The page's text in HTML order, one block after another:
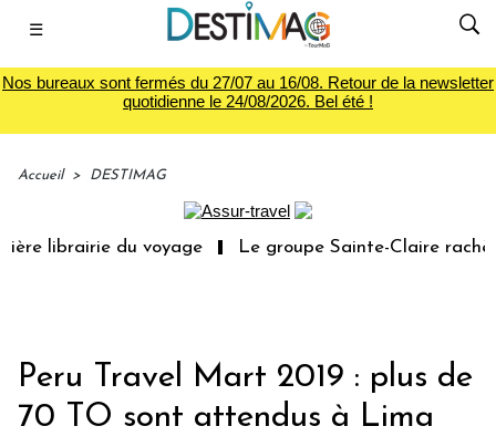
☰
Nos bureaux sont fermés du 27/07 au 16/08. Retour de la newsletter
quotidienne le 24/08/2026. Bel été !
Accueil > DESTIMAG
librairie du voyage Le groupe Sainte-Claire rachète
Peru Travel Mart 2019 : plus de
70 TO sont attendus à Lima